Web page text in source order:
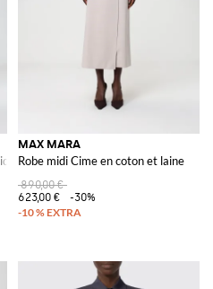
MAX MARA
Robe midi Cime en coton et laine
890,00 €
623,00 €
-30%